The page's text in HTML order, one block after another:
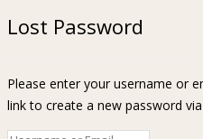
Lost Password
Please enter your username or
link to create a new password